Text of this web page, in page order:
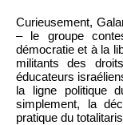
Curieusement,
– le groupe
démocratie et à la
militants des
éducateurs
la ligne politique
simplement, la
pratique du